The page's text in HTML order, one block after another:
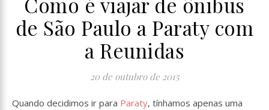
de São Paulo a Paraty com
a Reunidas
20 de outubro de 2015
Quando decidimos ir para Paraty, tínhamos apenas uma